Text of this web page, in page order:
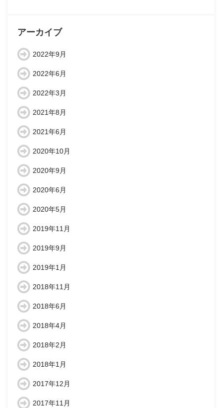
アーカイブ
2022年9月
2022年6月
2022年3月
2021年8月
2021年6月
2020年10月
2020年9月
2020年6月
2020年5月
2019年11月
2019年9月
2019年1月
2018年11月
2018年6月
2018年4月
2018年2月
2018年1月
2017年12月
2017年11月